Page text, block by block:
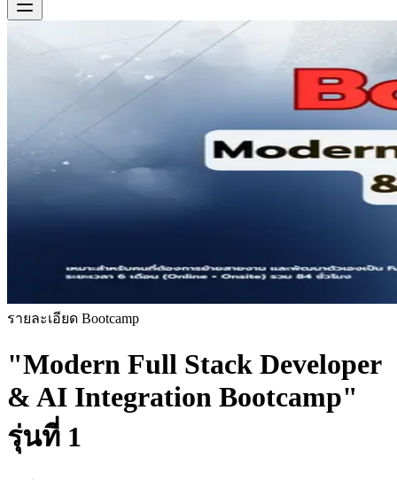
รายละเอียด Bootcamp
"Modern Full Stack Developer
& AI Integration Bootcamp"
รุ่นที่ 1